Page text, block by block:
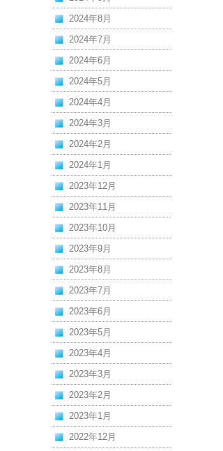
2024年8月
2024年7月
2024年6月
2024年5月
2024年4月
2024年3月
2024年2月
2024年1月
2023年12月
2023年11月
2023年10月
2023年9月
2023年8月
2023年7月
2023年6月
2023年5月
2023年4月
2023年3月
2023年2月
2023年1月
2022年12月